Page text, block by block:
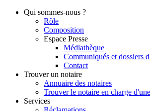
Qui sommes-nous ?
Rôle
Composition
Espace Presse
Médiathèque
Communiqués et dossiers
Contact
Trouver un notaire
Annuaire des notaires
Trouver le notaire en charge
Services